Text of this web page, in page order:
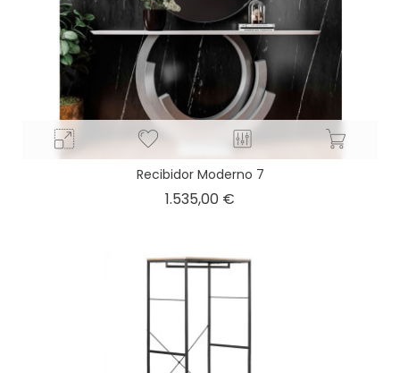
Recibidor Moderno 7
1.535,00 €